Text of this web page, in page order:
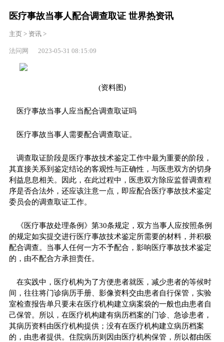
医疗事故当事人配合调查取证 世界热资讯
主页> 资讯>
法问网 2023-05-31 08:15:09
(资料图)
医疗事故当事人应当配合调查取证吗
医疗事故当事人需要配合调查取证。
调查取证阶段是医疗事故技术鉴定工作中最为重要的阶段，
其直接关系到鉴定结论的客观性与正确性，与医患双方的切身
利益息息相关。因此，在此过程中，医患双方除应监督调查程
序是否合法外，还应该注意一点，即应配合医疗事故技术鉴定
委员会的调查取证工作。
《医疗事故处理条例》第30条规定，双方当事人应按照条例
的规定如实提交进行医疗事故技术鉴定所需要的材料，并积极
配合调查。当事人任何一方不予配合，影响医疗事故技术鉴定
的，由不配合方承担责任。
在实践中，医疗机构为了方便患者就医，减少患者的等候时
间，往往将门诊病历手册、影像资料交由患者自行保管，实验
室检查报告单只要未在医疗机构建立病案袋的一般也由患者自
己保管。所以，在医疗机构建有病历档案的门诊、急诊患者，
其病历资料由医疗机构提供；没有在医疗机构建立病历档案
的，由患者提供。住院病历则因由医疗机构保管，所以都由医